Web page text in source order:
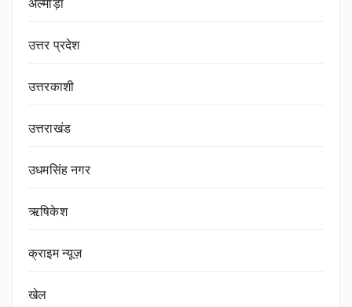
अल्मोड़ा
उत्तर प्रदेश
उत्तरकाशी
उत्तराखंड
उधमसिंह नगर
ऋषिकेश
क्राइम न्यूज़
खेल